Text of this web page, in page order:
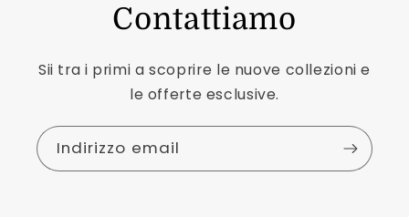
Contattiamo
Sii tra i primi a scoprire le nuove collezioni e
le offerte esclusive.
Indirizzo email